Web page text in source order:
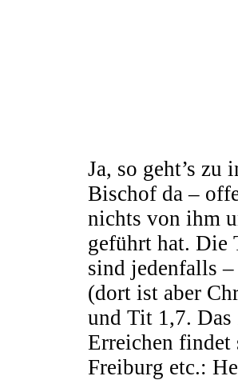
Ja, so geht’s
Bischof da –
nichts von ihm
geführt hat. Die
sind jedenfalls
(dort ist aber
und Tit 1,7.
Erreichen
Freiburg etc.: